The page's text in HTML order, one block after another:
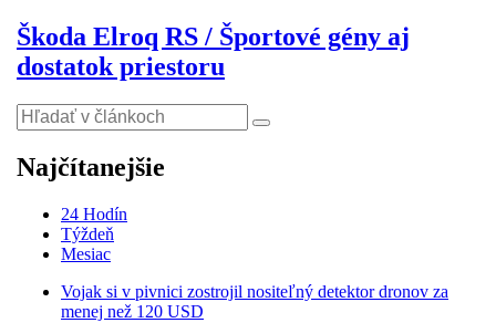
Škoda Elroq RS / Športové gény aj
dostatok priestoru
Najčítanejšie
24 Hodín
Týždeň
Mesiac
Vojak si v pivnici zostrojil nositeľný detektor dronov za
menej než 120 USD